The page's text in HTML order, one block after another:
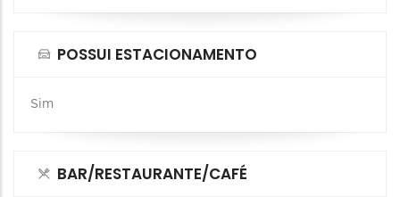
POSSUI ESTACIONAMENTO
Sim
BAR/RESTAURANTE/CAFÉ